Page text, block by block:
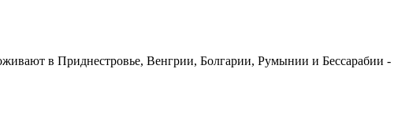
в Приднестровье, Венгрии, Болгарии, Румынии и Бессарабии -